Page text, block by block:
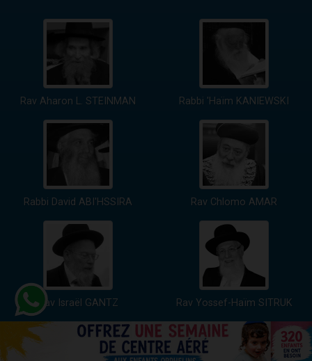
Rav Aharon L. STEINMAN Rabbi 'Haïm KANIEWSKI
Rabbi David ABI'HSSIRA Rav Chlomo AMAR
Rav Israël GANTZ Rav Yossef-Haïm SITRUK